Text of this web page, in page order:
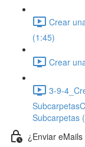
Crear
(1:45)
Crear
3-9-
Subcarpetas
¿Enviar eMails